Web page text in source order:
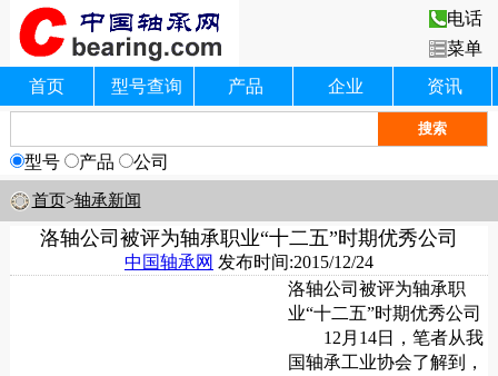
电话
菜单
首页
型号查询 产品 企业 资讯
型号 产品 公司
首页>轴承新闻
洛轴公司被评为轴承职业“十二五”时期优秀公司
中国轴承网 发布时间:2015/12/24
洛轴公司被评为轴承职
业“十二五”时期优秀公司
12月14日，笔者从我
国轴承工业协会了解到，